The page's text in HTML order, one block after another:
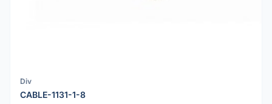
Div
CABLE-1131-1-8